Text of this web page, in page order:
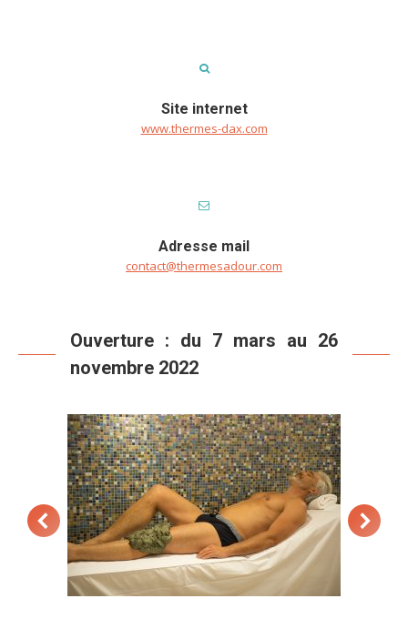
Site internet
www.thermes-dax.com
Adresse mail
contact@thermesadour.com
Ouverture : du 7 mars au 26
novembre 2022